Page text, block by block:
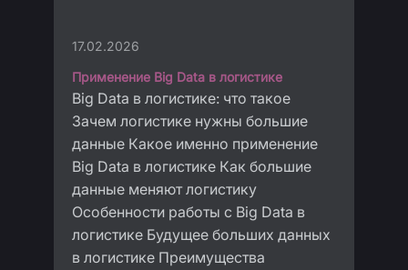
17.02.2026
Применение Big Data в логистике
Big Data в логистике: что такое
Зачем логистике нужны большие
данные Какое именно применение
Big Data в логистике Как большие
данные меняют логистику
Особенности работы с Big Data в
логистике Будущее больших данных
в логистике Преимущества